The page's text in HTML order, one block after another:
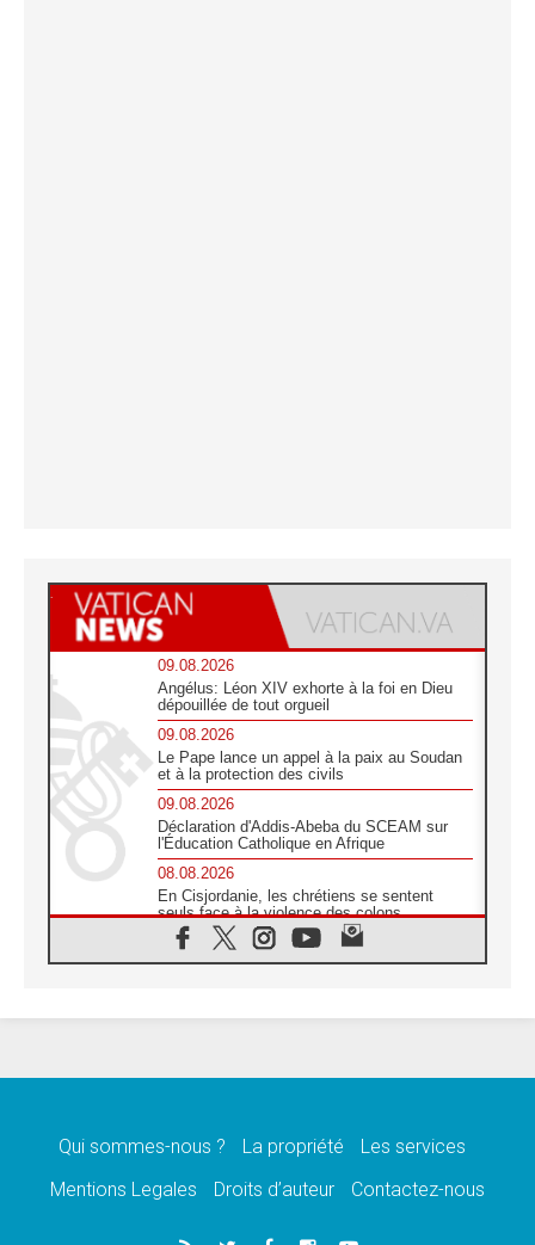
09.08.2026
Angélus: Léon XIV exhorte à la foi en Dieu
dépouillée de tout orgueil
09.08.2026
Le Pape lance un appel à la paix au Soudan
et à la protection des civils
09.08.2026
Déclaration d'Addis-Abeba du SCEAM sur
l'Éducation Catholique en Afrique
08.08.2026
En Cisjordanie, les chrétiens se sentent
seuls face à la violence des colons
08.08.2026
Léon XIV au sanctuaire de Notre Dame du
08.08.2026
08.08.2026
catholiques
Qui sommes-nous ? La propriété
Les services
Mentions Legales
Droits d’auteur Contactez-nous